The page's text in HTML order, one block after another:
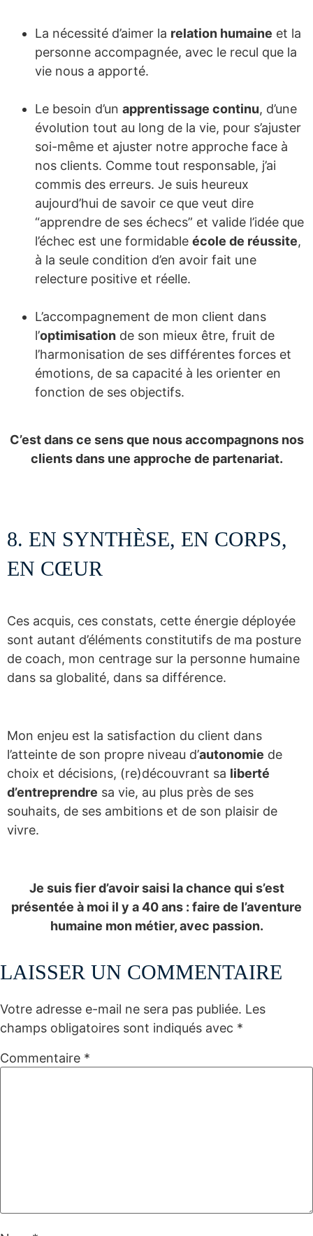
La nécessité d’aimer la relation humaine et la
personne accompagnée, avec le recul que la
vie nous a apporté.
Le besoin d’un apprentissage continu, d’une
évolution tout au long de la vie, pour s’ajuster
soi-même et ajuster notre approche face à
nos clients. Comme tout responsable, j’ai
commis des erreurs. Je suis heureux
aujourd’hui de savoir ce que veut dire
“apprendre de ses échecs” et valide l’idée que
l’échec est une formidable école de réussite,
à la seule condition d’en avoir fait une
relecture positive et réelle.
L’accompagnement de mon client dans
l’optimisation de son mieux être, fruit de
l’harmonisation de ses différentes forces et
émotions, de sa capacité à les orienter en
fonction de ses objectifs.
C’est dans ce sens que nous accompagnons nos
clients dans une approche de partenariat.
8. EN SYNTHÈSE, EN CORPS,
EN CŒUR
Ces acquis, ces constats, cette énergie déployée
sont autant d’éléments constitutifs de ma posture
de coach, mon centrage sur la personne humaine
dans sa globalité, dans sa différence.
Mon enjeu est la satisfaction du client dans
l’atteinte de son propre niveau d’autonomie de
choix et décisions, (re)découvrant sa liberté
d’entreprendre sa vie, au plus près de ses
souhaits, de ses ambitions et de son plaisir de
vivre.
Je suis fier d’avoir saisi la chance qui s’est
présentée à moi il y a 40 ans : faire de l’aventure
humaine mon métier, avec passion.
LAISSER UN COMMENTAIRE
Votre adresse e-mail ne sera pas publiée. Les
champs obligatoires sont indiqués avec *
Commentaire *